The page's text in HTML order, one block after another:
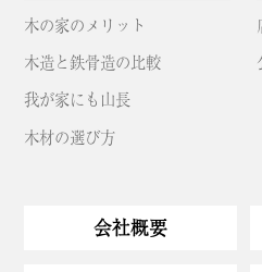
木の家のメリット
木造と鉄骨造の比較
我が家にも山長
木材の選び方
会社概要